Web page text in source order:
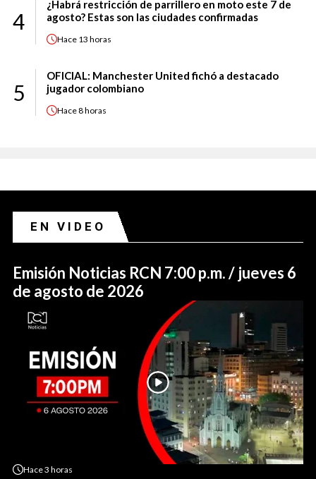
4
¿Habrá restricción de parrillero en moto este 7 de
agosto? Estas son las ciudades confirmadas
Hace 13 horas
5
OFICIAL: Manchester United fichó a destacado
jugador colombiano
Hace8 horas
EN VIDEO
Emisión Noticias RCN 7:00 p.m. / jueves 6
de agosto de 2026
Hace3 horas